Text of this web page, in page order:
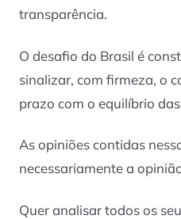
transparência.
O desafio do Brasil é
sinalizar, com firmeza, o
prazo com o equilíbrio
As opiniões contidas
necessariamente a
Quer analisar todos os